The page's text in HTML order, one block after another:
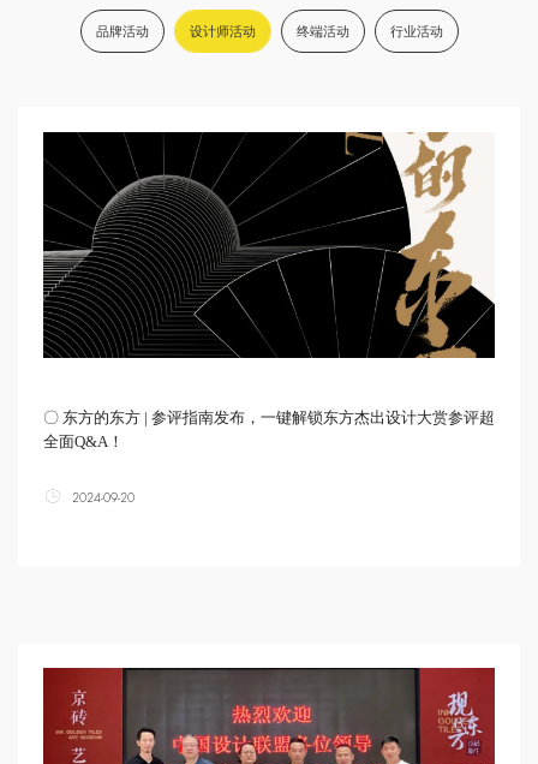
品牌活动 设计师活动 终端活动 行业活动
〇 东方的东方 | 参评指南发布，一键解锁东方杰出设计大赏参评超
全面Q&A！
2024-09-20